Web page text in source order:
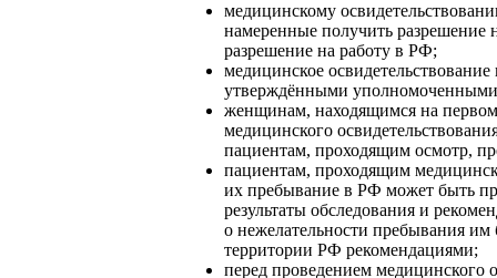
медицинскому
намеренные получить разрешение
разрешение на работу в РФ;
медицинское
утверждёнными уполномоченными
женщинам, находящимся на первом
медицинского
пациентам, проходящим осмотр,
пациентам, проходящим
их пребывание в РФ может быть
результаты обследования и
о нежелательности пребывания им
территории РФ рекомендациями;
перед проведением медицинского